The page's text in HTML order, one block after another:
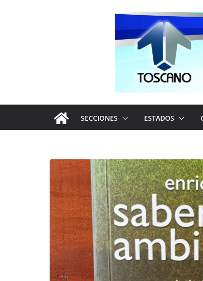
SECCIONES ESTADOS